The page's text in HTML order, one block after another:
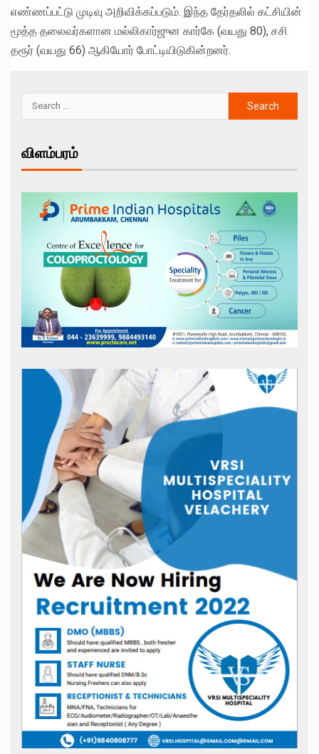
எண்ணப்பட்டு முடிவு அறிவிக்கப்படும். இந்த தேர்தலில் கட்சியின்
மூத்த தலைவர்களான மல்லிகார்ஜுன கார்கே (வயது 80), சசி
தரூர் (வயது 66) ஆகியோர் போட்டியிடுகின்றனர்.
விளம்பரம்